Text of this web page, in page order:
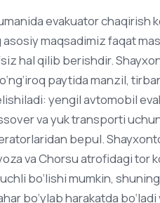
evakuator chaqirish
asosiy maqsadimiz faqat
hal qilib berishdir.
paytida manzil,
yengil avtomobil
va yuk transporti
bepul.
va Chorsu atrofidagi tor
bo‘lishi mumkin,
bo‘ylab harakatda